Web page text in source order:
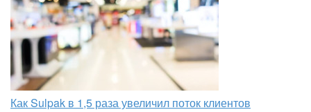
Как Sulpak в 1,5 раза увеличил поток клиентов